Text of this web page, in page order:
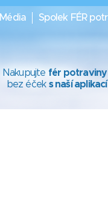
Média Spolek FÉR
Nakupujte fér potraviny
bez éček s naší aplikací